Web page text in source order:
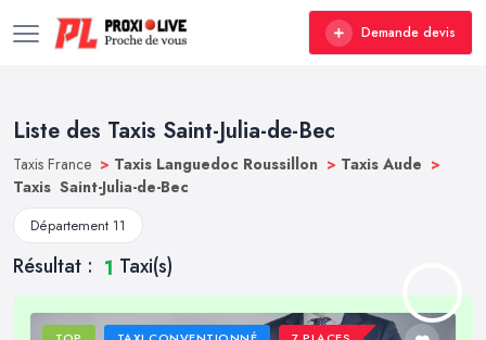
Demande devis
Liste des Taxis Saint-Julia-de-Bec
Taxis France > Taxis Languedoc Roussillon > Taxis Aude >
Taxis Saint-Julia-de-Bec
Département 11
Résultat : 1 Taxi(s)